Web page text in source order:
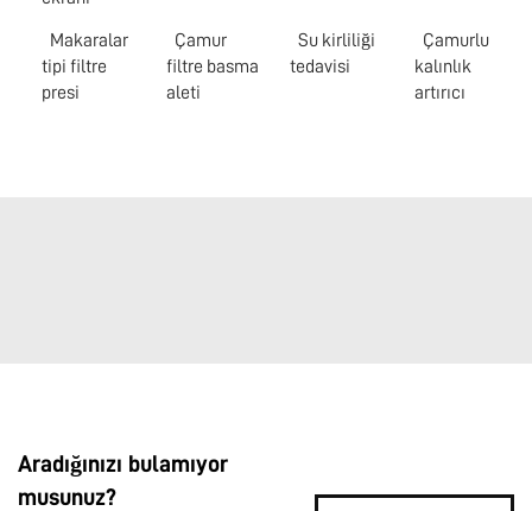
Makaralar
tipi filtre
presi
Çamur
filtre basma
aleti
Su kirliliği
tedavisi
Çamurlu
kalınlık
artırıcı
Aradığınızı bulamıyor
musunuz?